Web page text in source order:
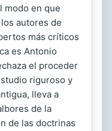
modo en que
autores de
más críticos
es Antonio
el proceder
riguroso y
lleva a
de la
de las doctrinas